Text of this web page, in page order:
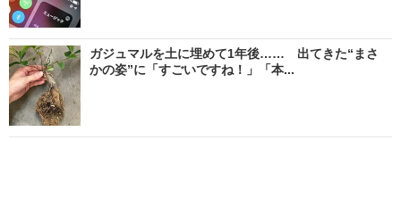
ガジュマルを土に埋めて1年後…… 出てきた“まさ
かの姿”に「すごいですね！」「本...